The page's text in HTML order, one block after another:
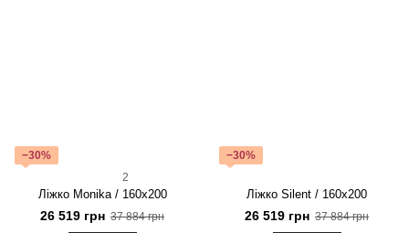
−30%
2
Ліжко Monika / 160х200
26 519 грн 37 884 грн
−30%
Ліжко Silent / 160х200
26 519 грн 37 884 грн